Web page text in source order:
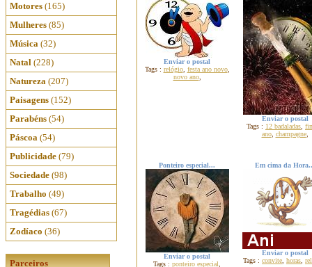
Motores (165)
Mulheres (85)
Música (32)
Natal (228)
Natureza (207)
Paisagens (152)
Parabéns (54)
Páscoa (54)
Publicidade (79)
Sociedade (98)
Trabalho (49)
Tragédias (67)
Zodíaco (36)
Parceiros
Enviar o postal
Tags : relógio, festa ano novo,
novo ano,
Enviar o postal
Tags : 12 badaladas
ano, champagne,
Ponteiro especial...
Enviar o postal
Tags : ponteiro especial
Em cima da
Enviar o postal
Tags : convite horas